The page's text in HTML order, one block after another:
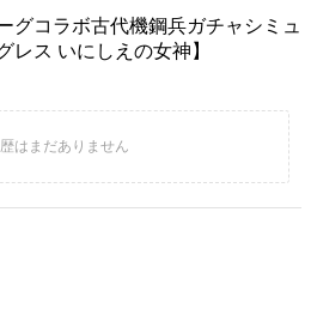
グコラボ古代機鋼兵ガチャシミュ
レス いにしえの女神】